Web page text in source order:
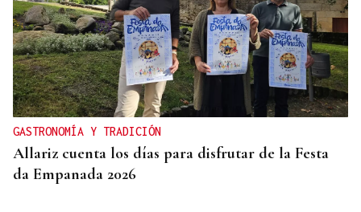
GASTRONOMÍA Y TRADICIÓN
Allariz cuenta los días para disfrutar de la Festa
da Empanada 2026